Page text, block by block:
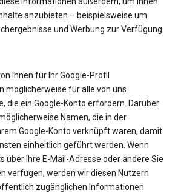
anzubieten – beispielsweise um
und Werbung zur Verfügung
Ihnen für Ihr Google-Profil
möglicherweise für alle von uns
die ein Google-Konto erfordern. Darüber
Namen, die in der
Google-Konto verknüpft waren, damit
einheitlich geführt werden. Wenn
über Ihre E-Mail-Adresse oder andere Sie
verfügen, werden wir diesen Nutzern
zugänglichen Informationen